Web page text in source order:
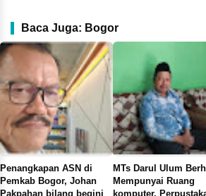
Baca Juga: Bogor
Penangkapan ASN di
Pemkab Bogor, Johan
Pakpahan bilang begini
MTs Darul Ulum
Mempunyai Ruang
komputer,